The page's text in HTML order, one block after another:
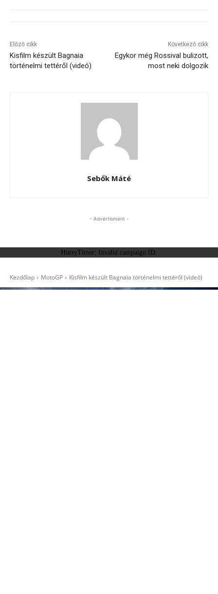
Előző cikk
Kisfilm készült Bagnaia
történelmi tettéről (videó)
Következő cikk
Egykor még Rossival bulizott,
most neki dolgozik
Sebők Máté
- Advertisment -